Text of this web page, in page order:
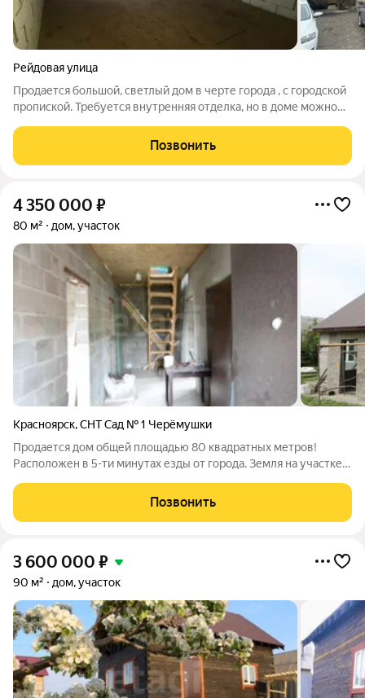
Рейдовая улица
Продается большой, светлый дом в черте города , с городской
пропиской. Требуется внутренняя отделка, но в доме можно
позволит сделать все так как Вам нравится. Участок 4 сотки :
имеется не большой
Позвонить
4 350 000 ₽
80 м² дом, участок
Красноярск,СНТ Сад № 1 Черёмушки
Продается дом общей площадью 80 квадратных метров!
Расположен в 5-ти минутах езды от города. Земля на участке
водоснабжение,электричество заведено в дом. До дачного
массива ежедневно ходит городской
Позвонить
3 600 000 ₽
90 м² дом, участок